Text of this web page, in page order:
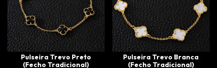
Pulseira Trevo Preto
(Fecho Tradicional)
Pulseira Trevo Branca
(Fecho Tradicional)